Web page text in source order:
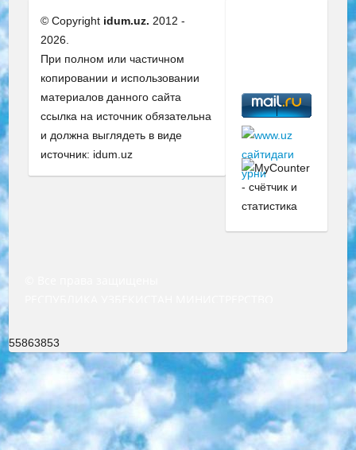
© Copyright idum.uz. 2012 -
2026.
При полном или частичном
копировании и использовании
материалов данного сайта
ссылка на источник обязательна
и должна выглядеть в виде
источник: idum.uz
55863853